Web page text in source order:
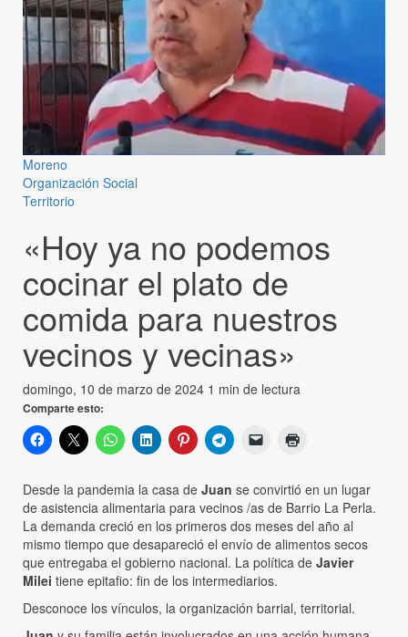
Moreno
Organización Social
Territorio
«Hoy ya no podemos
cocinar el plato de
comida para nuestros
vecinos y vecinas»
domingo, 10 de marzo de 2024 1 min de lectura
Comparte esto:
Desde la pandemia la casa de Juan se convirtió en un lugar
de asistencia alimentaria para vecinos /as de Barrio La Perla.
La demanda creció en los primeros dos meses del año al
mismo tiempo que desapareció el envío de alimentos secos
que entregaba el gobierno nacional. La política de Javier
Milei tiene epitafio: fin de los intermediarios.
Desconoce los vínculos, la organización barrial, territorial.